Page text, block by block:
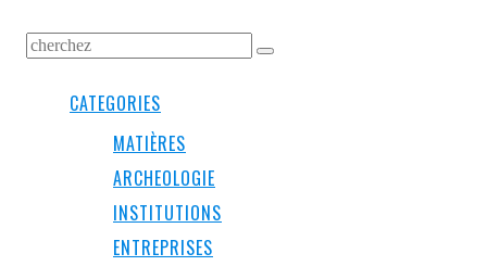
CATEGORIES
MATIÈRES
ARCHEOLOGIE
INSTITUTIONS
ENTREPRISES